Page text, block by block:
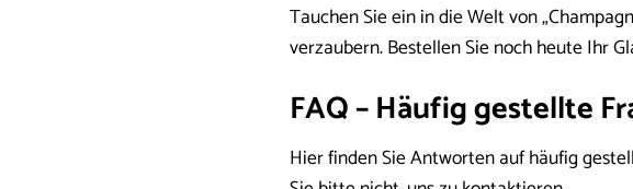
Tauchen Sie ein in die Welt von
verzaubern. Bestellen Sie noch heute Ihr
FAQ – Häufig gestellte
Hier finden Sie Antworten auf häufig